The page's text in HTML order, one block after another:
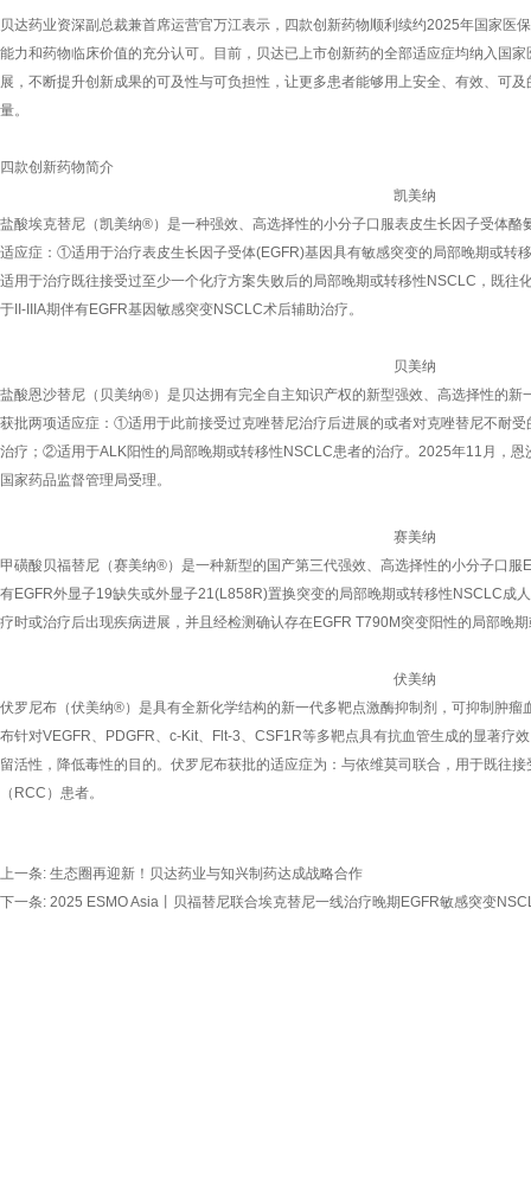
贝达药业资深副总裁兼首席运营官万江表示，四款创新药物顺利续约2025年国家医
能力和药物临床价值的充分认可。目前，贝达已上市创新药的全部适应症均纳入国
展，不断提升创新成果的可及性与可负担性，让更多患者能够用上安全、有效、可
量。
四款创新药物简介
凯美纳
盐酸埃克替尼（凯美纳®）是一种强效、高选择性的小分子口服表皮生长因子受体酪
适应症：①适用于治疗表皮生长因子受体(EGFR)基因具有敏感突变的局部晚期或转
适用于治疗既往接受过至少一个化疗方案失败后的局部晚期或转移性NSCLC，既
于II-IIIA期伴有EGFR基因敏感突变NSCLC术后辅助治疗。
贝美纳
盐酸恩沙替尼（贝美纳®）是贝达拥有完全自主知识产权的新型强效、高选择性的
获批两项适应症：①适用于此前接受过克唑替尼治疗后进展的或者对克唑替尼不耐
治疗；②适用于ALK阳性的局部晚期或转移性NSCLC患者的治疗。2025年11月，恩
国家药品监督管理局受理。
赛美纳
甲磺酸贝福替尼（赛美纳®）是一种新型的国产第三代强效、高选择性的小分子口
有EGFR外显子19缺失或外显子21(L858R)置换突变的局部晚期或转移性NSCLC成
疗时或治疗后出现疾病进展，并且经检测确认存在EGFR T790M突变阳性的局部晚
伏美纳
伏罗尼布（伏美纳®）是具有全新化学结构的新一代多靶点激酶抑制剂，可抑制肿
布针对VEGFR、PDGFR、c-Kit、Flt-3、CSF1R等多靶点具有抗血管生成的显著疗
留活性，降低毒性的目的。伏罗尼布获批的适应症为：与依维莫司联合，用于既往
（RCC）患者。
上一条: 生态圈再迎新！贝达药业与知兴制药达成战略合作
下一条: 2025 ESMO Asia丨贝福替尼联合埃克替尼一线治疗晚期EGFR敏感突变